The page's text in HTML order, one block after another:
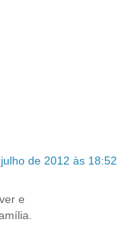
de 2012 às 18:52
e